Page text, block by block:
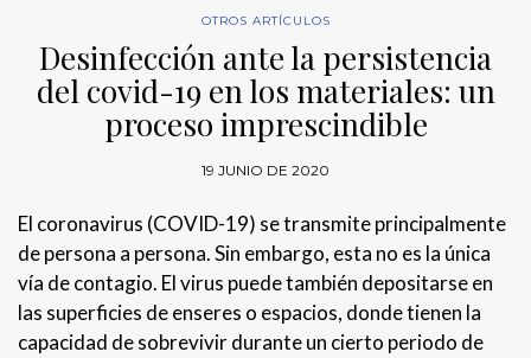
OTROS ARTÍCULOS
Desinfección ante la persistencia
del covid-19 en los materiales: un
proceso imprescindible
19 JUNIO DE 2020
El coronavirus (COVID-19) se transmite principalmente
de persona a persona. Sin embargo, esta no es la única
vía de contagio. El virus puede también depositarse en
las superficies de enseres o espacios, donde tienen la
capacidad de sobrevivir durante un cierto periodo de